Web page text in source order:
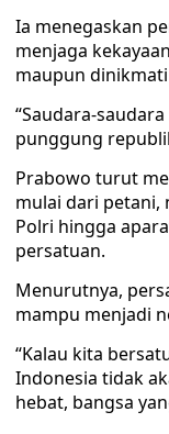
Ia menegaskan
menjaga
maupun
“Saudara-
punggung
Prabowo turut
mulai dari petani,
Polri hingga
persatuan.
Menurutnya,
mampu menjadi
“Kalau kita
Indonesia tidak
hebat, bangsa